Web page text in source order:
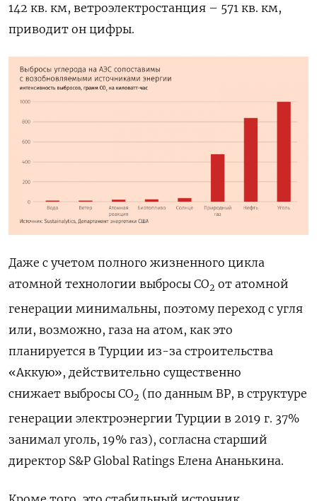
142 кв. км, ветроэлектростанция – 571 кв. км,
приводит он цифры.
Даже с учетом полного жизненного цикла
атомной технологии выбросы CO2 от атомной
генерации минимальны, поэтому переход с угля
или, возможно, газа на атом, как это
планируется в Турции из-за строительства
«Аккую», действительно существенно
снижает выбросы CO2 (по данным BP, в структуре
генерации электроэнергии Турции в 2019 г. 37%
занимал уголь, 19% газ), согласна старший
директор S&P Global Ratings Елена Ананькина.